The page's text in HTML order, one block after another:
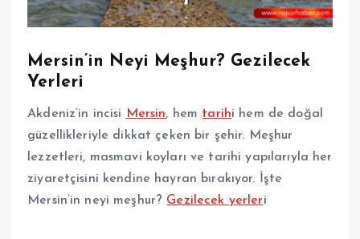
Mersin’in Neyi Meşhur? Gezilecek
Yerleri
Akdeniz’in incisi Mersin, hem tarihi hem de doğal
güzellikleriyle dikkat çeken bir şehir. Meşhur
lezzetleri, masmavi koyları ve tarihi yapılarıyla her
ziyaretçisini kendine hayran bırakıyor. İşte
Mersin’in neyi meşhur? Gezilecek yerleri